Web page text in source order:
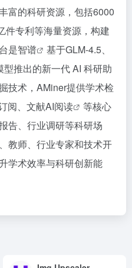
富的科研资源，包括6000
件专利等海量资源，构建
是智谱
基于GLM-4.5、
推出的新一代 AI 科研助
技术，AMiner提供学术检
阅、文献AI阅读
等核心
告、行业调研等科研场
教师、行业专家和技术开
学术效率与科研创新能